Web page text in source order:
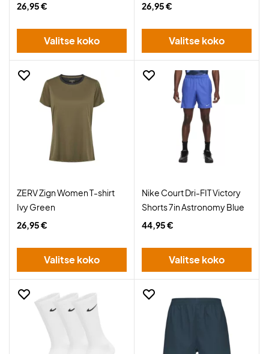
26,95 €
Valitse koko
26,95 €
Valitse koko
ZERV Zign Women T-shirt
Ivy Green
26,95 €
Valitse koko
Nike Court Dri-FIT Victory
Shorts 7in Astronomy Blue
44,95 €
Valitse koko